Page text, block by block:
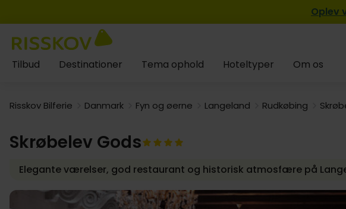
Oplev
Tilbud Destinationer Tema ophold Hoteltyper Om os
Risskov Bilferie Danmark Fyn og øerne Langeland Rudkøbing
Skrøbelev Gods
Elegante værelser, god restaurant og historisk atmosfære på
619,-